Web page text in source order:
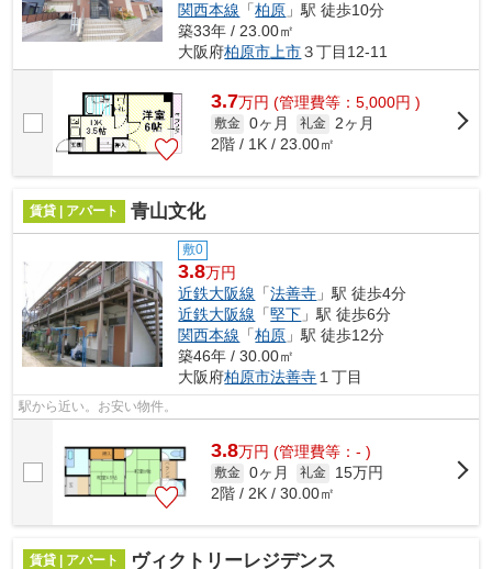
関西本線 「柏原 」駅 徒歩10分
築33年 / 23.00㎡
大阪府柏原市 上市３丁目12-11
3.7万円 (管理費等：5,000円 )
敷金 0ヶ月 礼金 2ヶ月
2階 / 1K / 23.00㎡
賃貸 | アパート 青山文化
敷0
3.8万円
近鉄大阪線 「法善寺 」駅 徒歩4分
近鉄大阪線 「堅下 」駅 徒歩6分
関西本線 「柏原 」駅 徒歩12分
築46年 / 30.00㎡
大阪府柏原市法善寺 １丁目
駅から近い。お安い物件。
3.8万円 (管理費等：- )
敷金 0ヶ月 礼金
15万円
2階 / 2K / 30.00㎡
賃貸 | アパート ヴィクトリーレジデンス